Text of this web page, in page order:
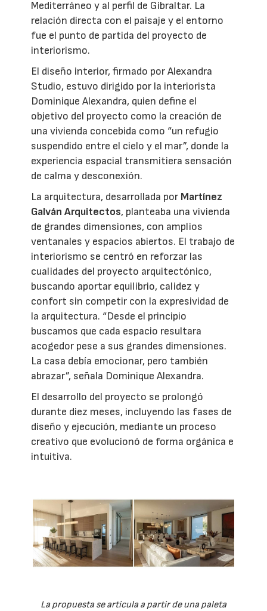
Mediterráneo y al perfil de Gibraltar. La
relación directa con el paisaje y el entorno
fue el punto de partida del proyecto de
interiorismo.
El diseño interior, firmado por Alexandra
Studio, estuvo dirigido por la interiorista
Dominique Alexandra, quien define el
objetivo del proyecto como la creación de
una vivienda concebida como “un refugio
suspendido entre el cielo y el mar”, donde la
experiencia espacial transmitiera sensación
de calma y desconexión.
La arquitectura, desarrollada por Martínez
Galván Arquitectos, planteaba una vivienda
de grandes dimensiones, con amplios
ventanales y espacios abiertos. El trabajo de
interiorismo se centró en reforzar las
cualidades del proyecto arquitectónico,
buscando aportar equilibrio, calidez y
confort sin competir con la expresividad de
la arquitectura. “Desde el principio
buscamos que cada espacio resultara
acogedor pese a sus grandes dimensiones.
La casa debía emocionar, pero también
abrazar”, señala Dominique Alexandra.
El desarrollo del proyecto se prolongó
durante diez meses, incluyendo las fases de
diseño y ejecución, mediante un proceso
creativo que evolucionó de forma orgánica e
intuitiva.
La propuesta se articula a partir de una paleta